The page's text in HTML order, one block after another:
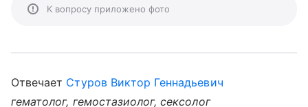
К вопросу приложено фото
Отвечает Стуров Виктор Геннадьевич
гематолог, гемостазиолог, сексолог